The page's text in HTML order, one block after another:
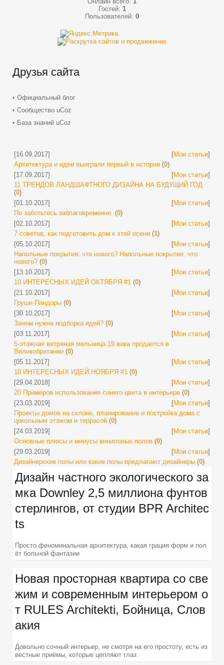
Гостей: 1
Пользователей: 0
Друзья сайта
Официальный блог
Сообщество uCoz
База знаний uCoz
[16.09.2017] [Мои статьи]
Архитектура и идеи выиграли первый в истории (0)
[17.09.2017]
[Мои статьи]
11 ТРЕНДОВ ЛАНДШАФТНОГО ДИЗАЙНА НА БУДУЩИЙ ГОД
(0)
[01.10.2017]
[Мои статьи]
По заботьтесь заблаговременно. (0)
[02.10.2017]
[Мои статьи]
7 советов, как подготовить дом к этой осени (1)
[05.10.2017]
[Мои статьи]
Напольные покрытия: что нового? Напольные покрытия: что
нового? (0)
[13.10.2017]
[Мои статьи]
10 ИНТЕРЕСНЫХ ИДЕЙ ОКТЯБРЯ #1 (0)
[21.10.2017]
[Мои статьи]
Груши Пандоры (0)
[30.10.2017]
[Мои статьи]
Зачем нужна подборка идей? (0)
[03.11.2017]
[Мои статьи]
5-этажная ветряная мельница 19 века продается в
Великобритании (0)
[05.11.2017]
[Мои статьи]
10 ИНТЕРЕСНЫХ ИДЕЙ НОЯБРЯ #1 (0)
[29.04.2018]
[Мои статьи]
20 Примеров использования синего цвета в интерьере (0)
[23.03.2019]
[Мои статьи]
Проекты домов на склоне, планирование и постройка дома с
цокольным этажом и террасой (0)
[24.03.2019]
[Мои статьи]
Основные плюсы и минусы виниловых полов (0)
[29.03.2019]
[Мои статьи]
Дизайнерские полы или какие полы предлагают дизайнеры (0)
Дизайн частного экологического за
мка Downley 2,5 миллиона фунтов
стерлингов, от студии BPR Architec
ts
Просто феноминальная архитектура, какая грация форм и пол
ёт больной фантазии
Новая просторная квартира со све
жим и современным интерьером о
т RULES Architekti, Бойница, Слов
акия
Довольно сочный интерьер, не смотря на его простоту, есть из
вестные приёмы, которые цепляют глаз